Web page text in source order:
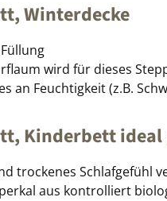
Winterdecke
wird für dieses
an Feuchtigkeit (z.B.
Kinderbett
trockenes Schlafgefühl
aus kontrolliert